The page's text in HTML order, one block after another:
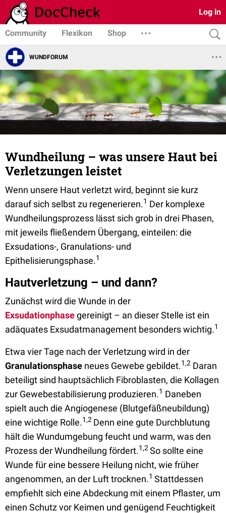
Log in
Community Flexikon Shop
WUNDFORUM
Wundheilung – was unsere Haut bei
Verletzungen leistet
Wenn unsere Haut verletzt wird, beginnt sie kurz
darauf sich selbst zu regenerieren.1 Der komplexe
Wundheilungsprozess lässt sich grob in drei Phasen,
mit jeweils fließendem Übergang, einteilen: die
Exsudations-, Granulations- und
Epithelisierungsphase.1
Hautverletzung – und dann?
Zunächst wird die Wunde in der
Exsudationphasegereinigt – an dieser Stelle ist ein
adäquates Exsudatmanagement besonders wichtig.1
Etwa vier Tage nach der Verletzung wird in der
Granulationsphase neues Gewebe gebildet.1,2 Daran
beteiligt sind hauptsächlich Fibroblasten, die Kollagen
zur Gewebestabilisierung produzieren.1 Daneben
spielt auch die Angiogenese (Blutgefäßneubildung)
eine wichtige Rolle.1,2 Denn eine gute Durchblutung
hält die Wundumgebung feucht und warm, was den
Prozess der Wundheilung fördert.1,2So sollte eine
Wunde für eine bessere Heilung nicht, wie früher
angenommen, an der Luft trocknen.1 Stattdessen
empfiehlt sich eine Abdeckung mit einem Pflaster, um
einen Schutz vor Keimen und genügend Feuchtigkeit